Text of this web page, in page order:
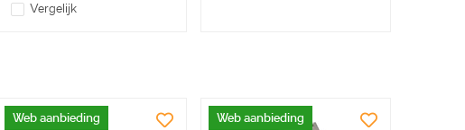
Vergelijk
Web aanbieding Web aanbieding